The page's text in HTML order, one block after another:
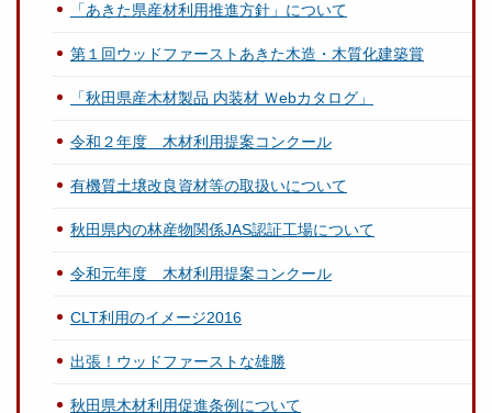
「あきた県産材利用推進方針」について
第１回ウッドファーストあきた木造・木質化建築賞
「秋田県産木材製品 内装材 Ｗebカタログ」
令和２年度 木材利用提案コンクール
有機質土壌改良資材等の取扱いについて
秋田県内の林産物関係JAS認証工場について
令和元年度 木材利用提案コンクール
CLT利用のイメージ2016
出張！ウッドファーストな雄勝
秋田県木材利用促進条例について